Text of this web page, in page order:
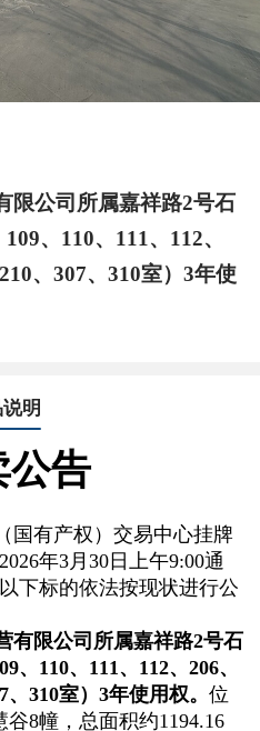
限公司所属嘉祥路2号石
、110、111、112、
、307、310室）3年使
明
公告
国有产权）交易中心挂牌
年3月30日上午9:00通
下标的依法按现状进行公
有限公司所属嘉祥路2号石
、110、111、112、206、
310室）3年使用权。 位
8幢，总面积约1194.16